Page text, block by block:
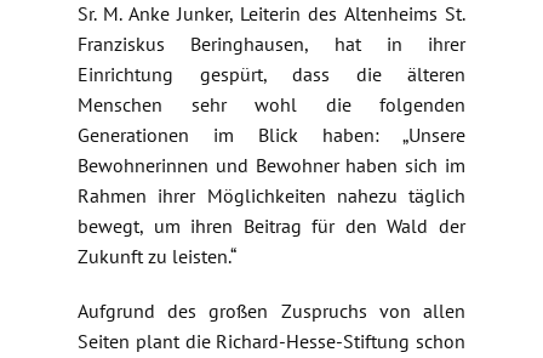
Sr. M. Anke Junker, Leiterin des Altenheims St.
Franziskus Beringhausen, hat in ihrer
Einrichtung gespürt, dass die älteren
Menschen sehr wohl die folgenden
Generationen im Blick haben: „Unsere
Bewohnerinnen und Bewohner haben sich im
Rahmen ihrer Möglichkeiten nahezu täglich
bewegt, um ihren Beitrag für den Wald der
Zukunft zu leisten.“
Aufgrund des großen Zuspruchs von allen
Seiten plant die Richard-Hesse-Stiftung schon